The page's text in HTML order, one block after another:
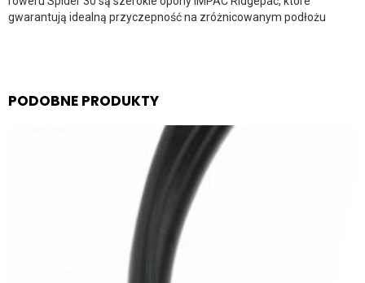
gwarantują idealną przyczepność na zróżnicowanym podłożu
PODOBNE PRODUKTY